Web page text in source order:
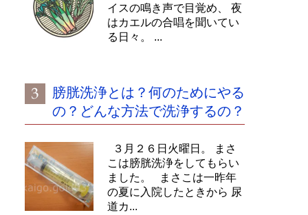
イスの鳴き声で目覚め、 夜
はカエルの合唱を聞いてい
る日々。 ...
膀胱洗浄とは？何のためにやる
の？どんな方法で洗浄するの？
３月２６日火曜日。 まさ
こは膀胱洗浄をしてもらい
ました。 まさこは一昨年
の夏に入院したときから 尿
道カ...